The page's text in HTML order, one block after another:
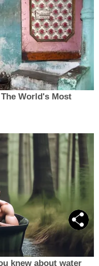
World's Most
knew about water